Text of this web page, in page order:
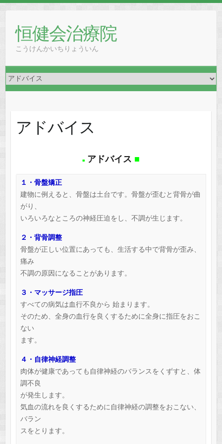
恒健会治療院
こうけんかいちりょういん
アドバイス
■ アドバイス ■
１・骨盤矯正
建物に例えると、骨盤は土台です。骨盤が歪むと背骨が曲
がり、
いろいろなところの神経圧迫をし、不調が生じます。
２・背骨調整
骨盤が正しい位置にあっても、生活する中で背骨が歪み、
痛み
不調の原因になることがあります。
３・マッサージ指圧
すべての病気は血行不良から 始まります。
そのため、全身の血行を良くするために全身に指圧をおこ
ない
ます。
４・自律神経調整
肉体が健康であっても自律神経のバランスをくずすと、体
調不良
が発生します。
気血の流れを良くするために自律神経の調整をおこない、
バラン
スをとります。